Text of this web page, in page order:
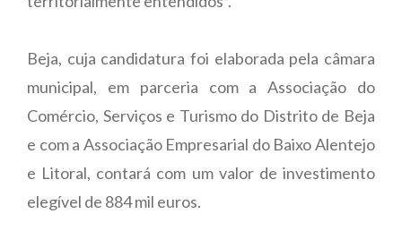
Beja, cuja candidatura foi elaborada pela câmara
municipal, em parceria com a Associação do
Comércio, Serviços e Turismo do Distrito de Beja
e com a Associação Empresarial do Baixo Alentejo
e Litoral, contará com um valor de investimento
elegível de 884 mil euros.